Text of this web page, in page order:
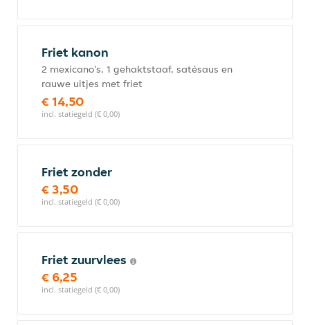
Friet kanon
2 mexicano's, 1 gehaktstaaf, satésaus en
rauwe uitjes met friet
€ 14,50
incl. statiegeld (€ 0,00)
Friet zonder
€ 3,50
incl. statiegeld (€ 0,00)
Friet zuurvlees
€ 6,25
incl. statiegeld (€ 0,00)